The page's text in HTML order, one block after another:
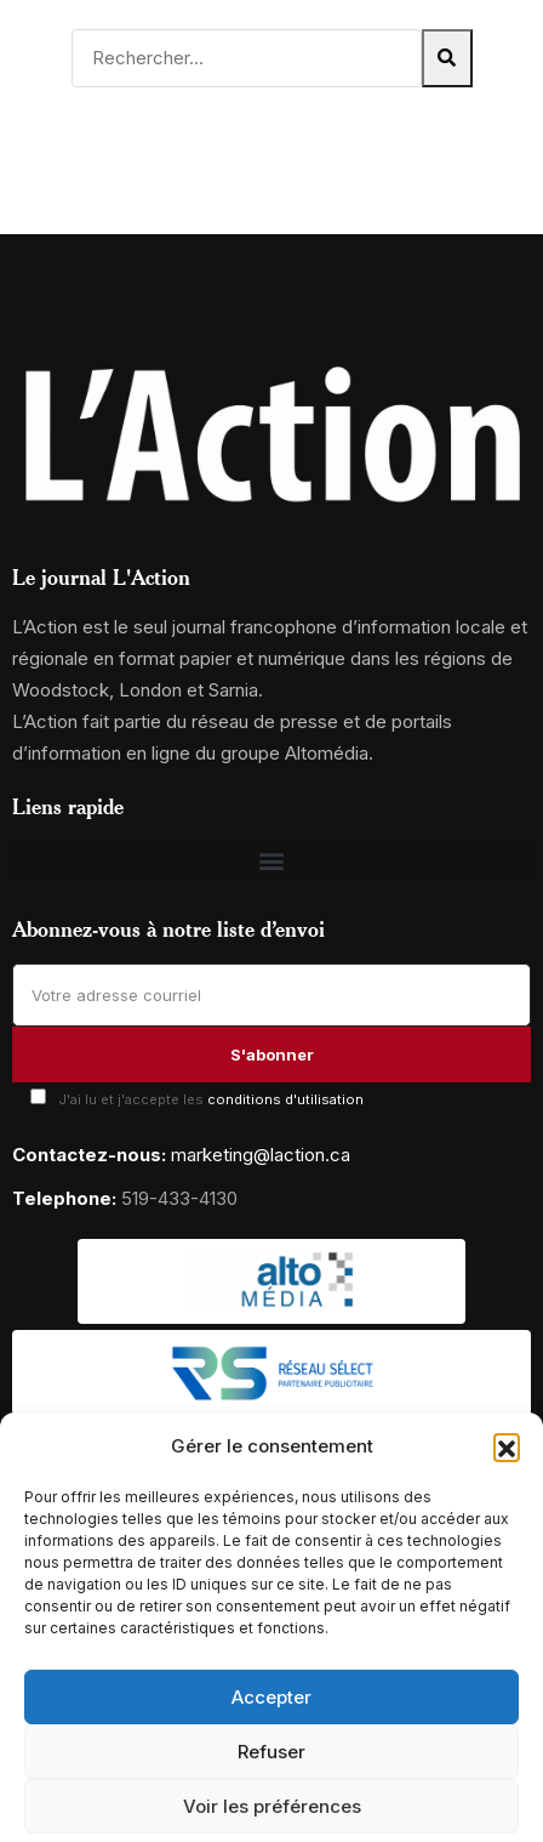
Gérer le consentement
Pour offrir les meilleures expériences, nous utilisons des
technologies telles que les témoins pour stocker et/ou accéder aux
informations des appareils. Le fait de consentir à ces technologies
nous permettra de traiter des données telles que le comportement
de navigation ou les ID uniques sur ce site. Le fait de ne pas
consentir ou de retirer son consentement peut avoir un effet négatif
sur certaines caractéristiques et fonctions.
Accepter
Refuser
Voir les préférences
Le journal L'Action
L’Action est le seul journal francophone d’information locale et
régionale en format papier et numérique dans les régions de
Woodstock, London et Sarnia.
L’Action fait partie du réseau de presse et de portails
d’information en ligne du groupe Altomédia.
Liens rapide
Abonnez-vous à notre liste d’envoi
J'ai lu et j'accepte les conditions d'utilisation
Contactez-nous: marketing@laction.ca
Telephone: 519-433-4130
© Copyright 2026 – Altomédia Inc |
Ce site internet a été conçu et développé par Chameleon Ideas